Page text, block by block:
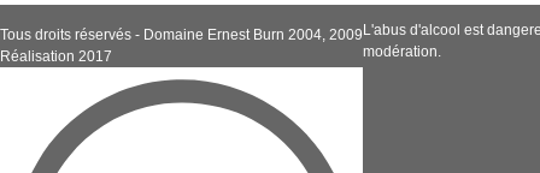
Tous droits réservés - Domaine Ernest Burn 2004, 2009
Réalisation 2017
L'abus d'alcool est
modération.